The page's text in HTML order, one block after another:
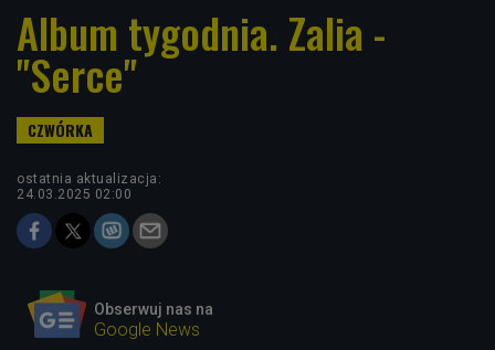
Album tygodnia. Zalia -
"Serce"
ostatnia aktualizacja:
24.03.2025 02:00
Obserwuj nas na
Google News